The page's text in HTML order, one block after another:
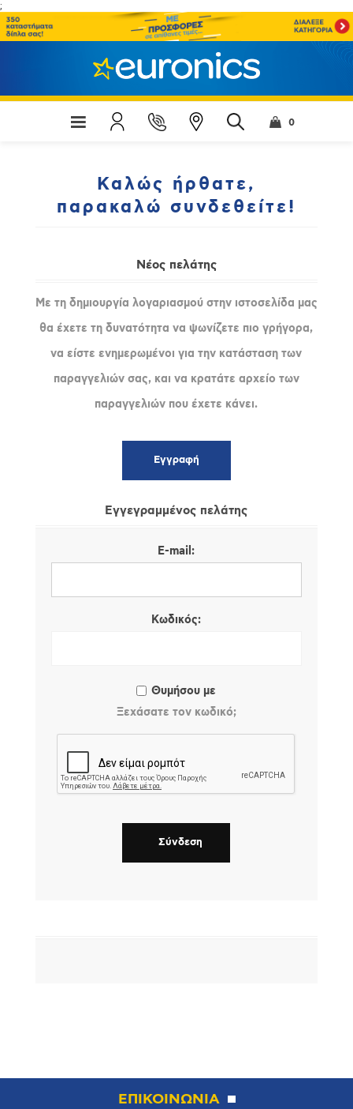
;
0
Καλώς ήρθατε,
παρακαλώ συνδεθείτε!
Νέος πελάτης
Με τη δημιουργία λογαριασμού στην ιστοσελίδα μας
θα έχετε τη δυνατότητα να ψωνίζετε πιο γρήγορα,
να είστε ενημερωμένοι για την κατάσταση των
παραγγελιών σας, και να κρατάτε αρχείο των
παραγγελιών που έχετε κάνει.
Εγγεγραμμένος πελάτης
E-mail:
Κωδικός:
Θυμήσου με
Ξεχάσατε τον κωδικό;
ΕΠΙΚΟΙΝΩΝΙΑ